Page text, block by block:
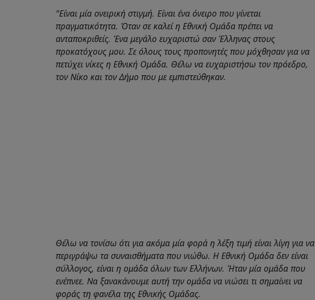
"Είναι μία ονειρική στιγμή. Είναι ένα όνειρο που γίνεται
πραγματικότητα. Όταν σε καλεί η Εθνική Ομάδα πρέπει να
ανταποκριθείς. Ένα μεγάλο ευχαριστώ σαν Έλληνας στους
προκατόχους μου. Σε όλους τους προπονητές που μόχθησαν για να
πετύχει νίκες η Εθνική Ομάδα. Θέλω να ευχαριστήσω τον πρόεδρο,
τον Νίκο και τον Δήμο που με εμπιστεύθηκαν.
Θέλω να τονίσω ότι για ακόμα μία φορά η λέξη τιμή είναι λίγη για να
περιγράψω τα συναισθήματα που νιώθω. Η Εθνική Ομάδα δεν είναι
σύλλογος, είναι η ομάδα όλων των Ελλήνων. Ήταν μία ομάδα που
ενέπνεε. Να ξανακάνουμε αυτή την ομάδα να νιώσει τι σημαίνει να
φοράς τη φανέλα της Εθνικής Ομάδας.